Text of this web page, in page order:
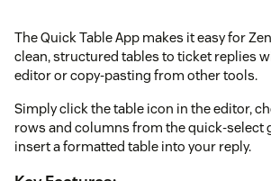
The Quick Table App makes it easy for
clean, structured tables to ticket replies
editor or copy-pasting from other tools.
Simply click the table icon in the editor,
rows and columns from the quick-select
insert a formatted table into your reply.